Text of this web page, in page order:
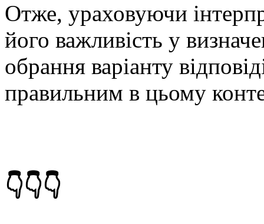
Отже, ураховуючи
його важливість у
обрання варіанту
правильним в цьому
👇👇👇